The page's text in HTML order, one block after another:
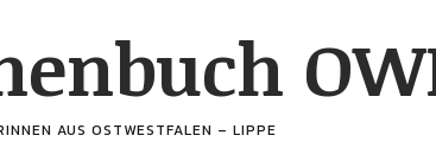
AUS OSTWESTFALEN – LIPPE